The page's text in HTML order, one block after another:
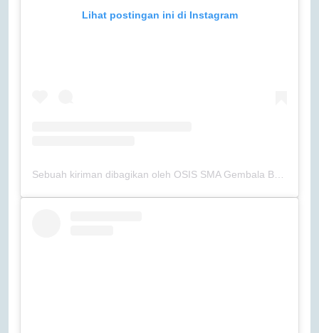
Lihat postingan ini di Instagram
Sebuah kiriman dibagikan oleh OSIS SMA Gembala Baik (@osissmagb)